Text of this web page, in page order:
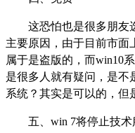
这恐怕也是很多朋友
主要原因，由于目前市面
属于是盗版的，而win10
是很多人就有疑问，是不
系统？其实是可以的，但
五、win 7将停止技术